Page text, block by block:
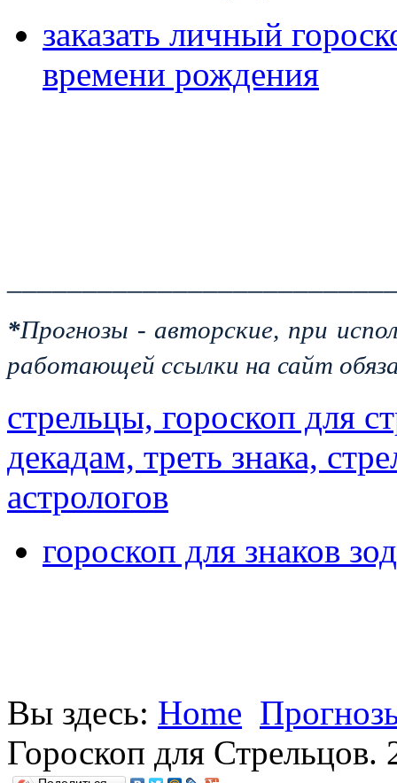
заказать личный
времени рождения
*Прогнозы - авторские, при
работающей ссылки на сайт
стрельцы, гороскоп для
декадам, треть знака,
астрологов
гороскоп для знаков
Вы здесь: Home
Гороскоп для